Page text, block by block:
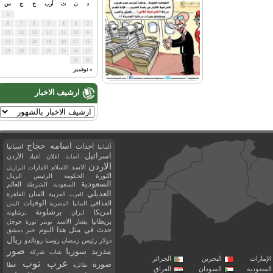
أرب س
« نوفمبر
ارشيف الاخبار
البحرين
الجزائر
السودان
العراق
ألمانيا احداث اسامه حجاج اسبانيا
اسرائيل اصابة اعلان اعياد الأردن
الاردن الاسد الاسلام الامارات البرازيل
الثورة الحكومة الرئيس الريال
السعودية السعوديه الشرطة العالم
العديلي العرب العربية الفنان القاهرة
القذافي المانيا المصرية الوفيات اليمن
امريكا ايران برشلونة برشلونه
بريطانيا بشار الاسد تويتر ثورة جوجل
حدث في مثل هذا اليوم خبر دمشق
دولار رئيس رمضان روسيا رونالدو ريال
مدريد
سوريا شاب شركة صور
صورة طائرة عرب توب
عطا